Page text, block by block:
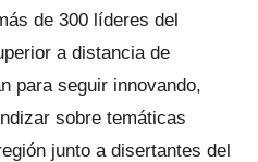
de 300 líderes del
a distancia de
para seguir innovando,
sobre temáticas
junto a disertantes del